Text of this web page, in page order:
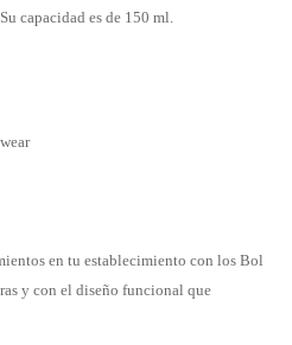
capacidad es de 150 ml.
en tu establecimiento con los Bol
y con el diseño funcional que